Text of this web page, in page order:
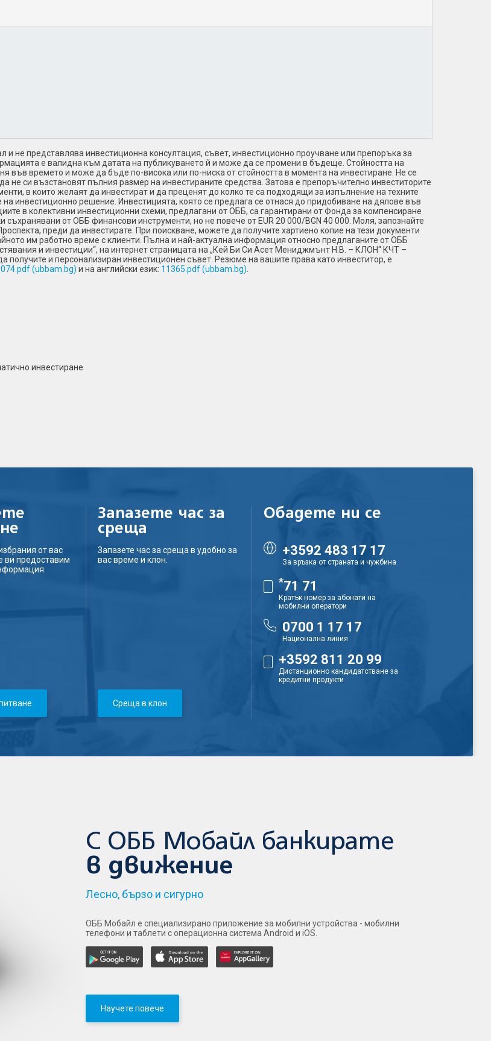
представлява инвестиционна консултация, съвет, инвестиционно проучване или препоръка за
е валидна към датата на публикуването й и може да се промени в бъдеще. Стойността на
във времето и може да бъде по-висока или по-ниска от стойността в момента на инвестиране. Не се
не си възстановят пълния размер на инвестираните средства. Затова е препоръчително инвеститорите
в които желаят да инвестират и да преценят до колко те са подходящи за изпълнение на техните
инвестиционно решение. Инвестицията, която се предлага се отнася до придобиване на дялове във
в колективни инвестиционни схеми, предлагани от ОББ, са гарантирани от Фонда за компенсиране
съхранявани от ОББ финансови инструменти, но не повече от EUR 20 000/BGN 40 000. Моля, запознайте
преди да инвестирате. При поискване, можете да получите хартиено копие на тези документи
им работно време с клиенти. Пълна и най-актуална информация относно предлаганите от ОББ
и инвестиции“, на интернет страницата на „Кей Би Си Асет Мениджмънт Н.В. – КЛОН“ КЧТ –
получите и персонализиран инвестиционен съвет. Резюме на вашите права като инвеститор, е
(ubbam.bg) и на английски език: 11365.pdf (ubbam.bg)
инвестиране
от вас
ви предоставим
Запазете час за
среща
Запазете час за среща в удобно за
вас време и клон.
Среща в клон
Обадете ни се
+3592 483 17 17
За връзка от страната и чужбина
*71 71
Кратък номер за абонати на
мобилни оператори
0700 1 17 17
Национална линия
+3592 811 20 99
Дистанционно кандидатстване за
кредитни продукти
С ОББ Мобайл банкирате
в движение
Лесно, бързо и сигурно
ОББ Мобайл е специализирано приложение за мобилни устройства - мобилни
телефони и таблети с операционна система Android и iOS.
Научете повече